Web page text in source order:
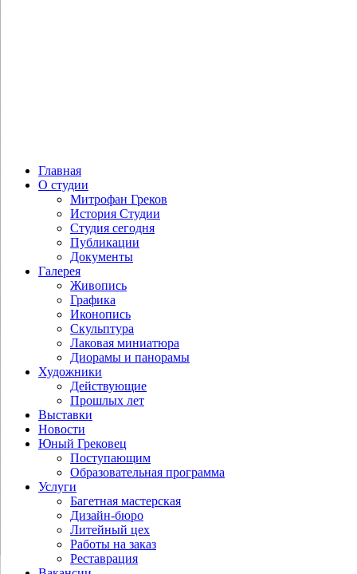
Главная
О студии
Митрофан Греков
История Студии
Студия сегодня
Публикации
Документы
Галерея
Живопись
Графика
Иконопись
Скульптура
Лаковая миниатюра
Диорамы и панорамы
Художники
Действующие
Прошлых лет
Выставки
Новости
Юный Грековец
Поступающим
Образовательная программа
Услуги
Багетная мастерская
Дизайн-бюро
Литейный цех
Работы на заказ
Реставрация